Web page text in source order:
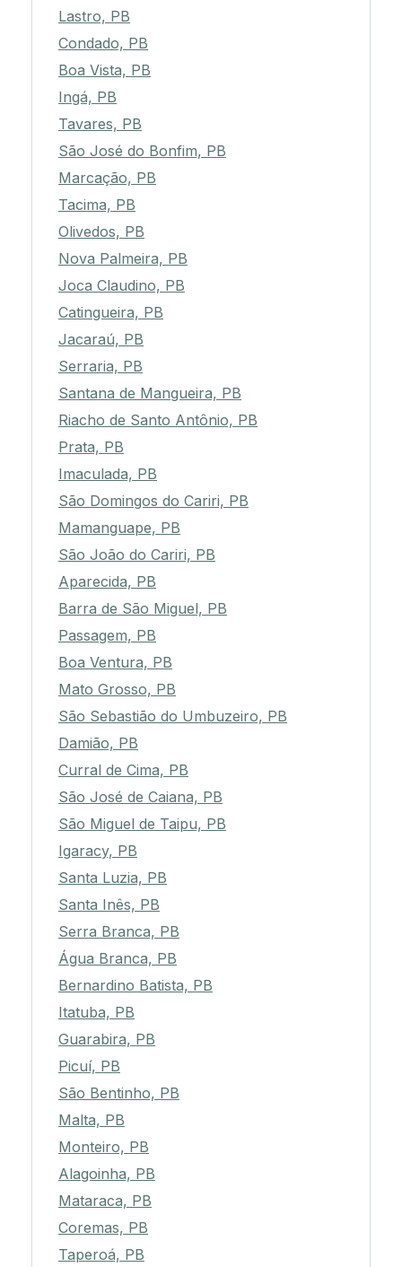
Lastro, PB
Condado, PB
Boa Vista, PB
Ingá, PB
Tavares, PB
São José do Bonfim, PB
Marcação, PB
Tacima, PB
Olivedos, PB
Nova Palmeira, PB
Joca Claudino, PB
Catingueira, PB
Jacaraú, PB
Serraria, PB
Santana de Mangueira, PB
Riacho de Santo Antônio, PB
Prata, PB
Imaculada, PB
São Domingos do Cariri, PB
Mamanguape, PB
São João do Cariri, PB
Aparecida, PB
Barra de São Miguel, PB
Passagem, PB
Boa Ventura, PB
Mato Grosso, PB
São Sebastião do Umbuzeiro, PB
Damião, PB
Curral de Cima, PB
São José de Caiana, PB
São Miguel de Taipu, PB
Igaracy, PB
Santa Luzia, PB
Santa Inês, PB
Serra Branca, PB
Água Branca, PB
Bernardino Batista, PB
Itatuba, PB
Guarabira, PB
Picuí, PB
São Bentinho, PB
Malta, PB
Monteiro, PB
Alagoinha, PB
Mataraca, PB
Coremas, PB
Taperoá, PB